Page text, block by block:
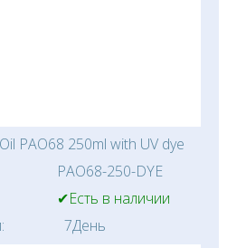
PAO68 250ml with UV dye
PAO68-250-DYE
✔Есть в наличии
7День